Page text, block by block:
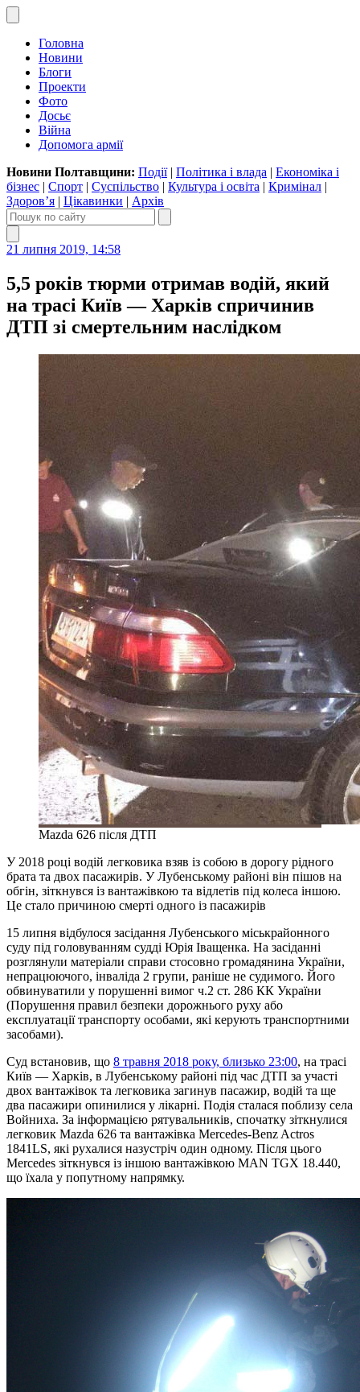
Головна
Новини
Блоги
Проекти
Фото
Досьє
Війна
Допомога армії
Новини Полтавщини: Події| Політика і влада | Економіка і
бізнес | Спорт | Суспільство | Культура і освіта | Кримінал |
Здоров’я | Цікавинки | Архів
21 липня 2019, 14:58
5,5 років тюрми отримав водій, який
на трасі Київ — Харків спричинив
ДТП зі смертельним наслідком
Mazda 626 після ДТП
У 2018 році водій легковика взяв із собою в дорогу рідного
брата та двох пасажирів. У Лубенському районі він пішов на
обгін, зіткнувся із вантажівкою та відлетів під колеса іншою.
Це стало причиною смерті одного із пасажирів
15 липня відбулося засідання Лубенського міськрайонного
суду під головуванням судді Юрія Іващенка. На засіданні
розглянули матеріали справи стосовно громадянина України,
непрацюючого, інваліда 2 групи, раніше не судимого. Його
обвинуватили у порушенні вимог ч.2 ст. 286 КК України
(Порушення правил безпеки дорожнього руху або
експлуатації транспорту особами, які керують транспортними
засобами).
Суд встановив, що 8 травня 2018 року, близько 23:00, на трасі
Київ — Харків, в Лубенському районі під час ДТП за участі
двох вантажівок та легковика загинув пасажир, водій та ще
два пасажири опинилися у лікарні. Подія сталася поблизу села
Войниха. За інформацією рятувальників, спочатку зіткнулися
легковик Mazda 626 та вантажівка Mercedes-Benz Actros
1841LS, які рухалися назустріч один одному. Після цього
Mercedes зіткнувся із іншою вантажівкою MAN TGX 18.440,
що їхала у попутному напрямку.